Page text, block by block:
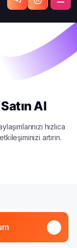
Al
hızlıca
artırın.